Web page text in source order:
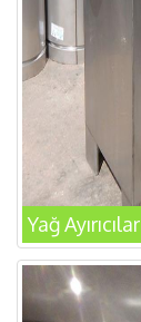
Yağ Ayırıcılar